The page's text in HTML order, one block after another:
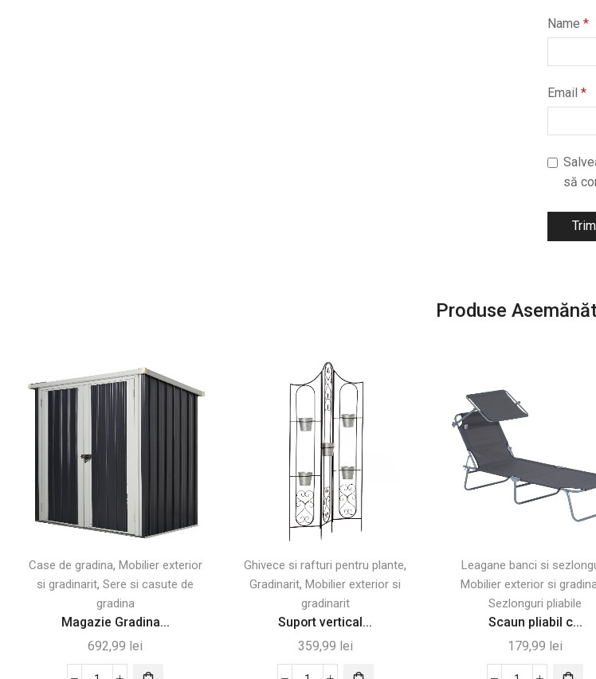
Name *
Email *
să
Produse
Case de gradina, Mobilier exterior
si gradinarit,Sere si casute de
gradina
Magazie Gradina...
692,99 lei
Ghivece si rafturi pentru plante,
Gradinarit,Mobilier exterior si
gradinarit
Suport vertical...
359,99 lei
Leagane banci si
Mobilier exterior si
Sezlonguri pliabile
Scaun pliabil c...
179,99 lei